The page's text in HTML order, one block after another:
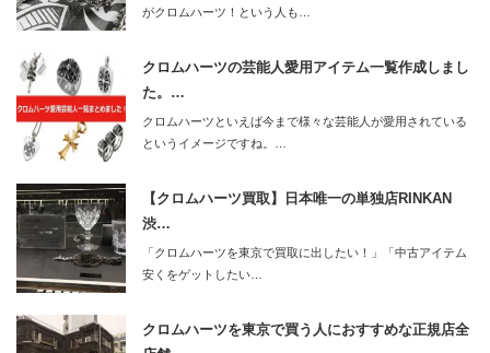
がクロムハーツ！という人も…
クロムハーツの芸能人愛用アイテム一覧作成しまし
た。…
クロムハーツといえば今まで様々な芸能人が愛用されている
というイメージですね。…
【クロムハーツ買取】日本唯一の単独店RINKAN
渋…
「クロムハーツを東京で買取に出したい！」「中古アイテム
安くをゲットしたい…
クロムハーツを東京で買う人におすすめな正規店全